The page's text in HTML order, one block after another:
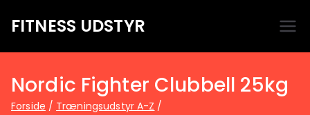
FITNESS UDSTYR
Nordic Fighter Clubbell 25kg
Forside
Træningsudstyr A-Z